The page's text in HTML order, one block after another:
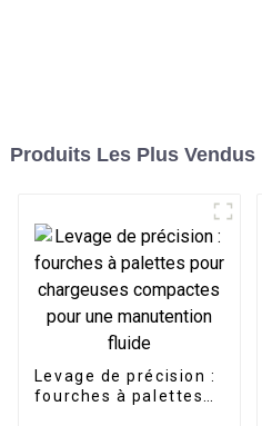
Produits Les Plus Vendus
Levage de précision :
fourches à palettes